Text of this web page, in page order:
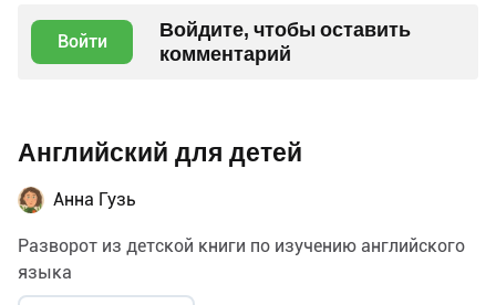
Войти
Войдите, чтобы оставить
комментарий
Английский для детей
Анна Гузь
Разворот из детской книги по изучению английского
языка